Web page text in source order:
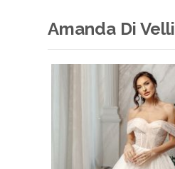
Amanda Di Velli